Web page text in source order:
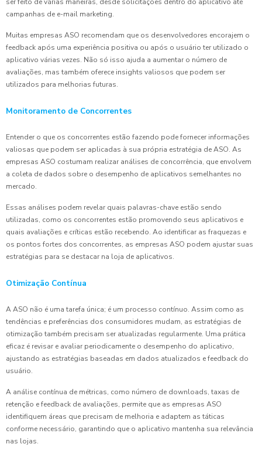
campanhas de e-mail marketing.
Muitas empresas ASO recomendam que os desenvolvedores encorajem o
feedback após uma experiência positiva ou após o usuário ter utilizado o
aplicativo várias vezes. Não só isso ajuda a aumentar o número de
avaliações, mas também oferece insights valiosos que podem ser
utilizados para melhorias futuras.
Monitoramento de Concorrentes
Entender o que os concorrentes estão fazendo pode fornecer informações
valiosas que podem ser aplicadas à sua própria estratégia de ASO. As
empresas ASO costumam realizar análises de concorrência, que envolvem
a coleta de dados sobre o desempenho de aplicativos semelhantes no
mercado.
Essas análises podem revelar quais palavras-chave estão sendo
utilizadas, como os concorrentes estão promovendo seus aplicativos e
quais avaliações e críticas estão recebendo. Ao identificar as fraquezas e
os pontos fortes dos concorrentes, as empresas ASO podem ajustar suas
estratégias para se destacar na loja de aplicativos.
Otimização Contínua
A ASO não é uma tarefa única; é um processo contínuo. Assim como as
tendências e preferências dos consumidores mudam, as estratégias de
otimização também precisam ser atualizadas regularmente. Uma prática
eficaz é revisar e avaliar periodicamente o desempenho do aplicativo,
ajustando as estratégias baseadas em dados atualizados e feedback do
usuário.
A análise contínua de métricas, como número de downloads, taxas de
retenção e feedback de avaliações, permite que as empresas ASO
identifiquem áreas que precisam de melhoria e adaptem as táticas
conforme necessário, garantindo que o aplicativo mantenha sua relevância
nas lojas.